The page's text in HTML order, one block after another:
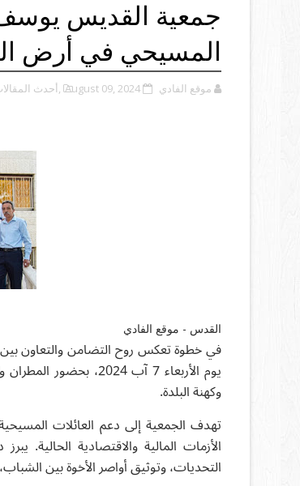
جمعية القديس يوسف
المسيحي في أرض
موقع الفادي August 09, 2024 ,أحدث
القدس - موقع الفادي
في خطوة تعكس روح التضامن والتعاون
يوم الأربعاء 7 آب
وكهنة البلدة.
تهدف الجمعية إلى دعم العائلات
الأزمات المالية والاقتصادية
التحديات، وتوثيق أواصر الأخوة بين